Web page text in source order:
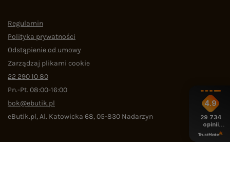
Regulamin
Polityka prywatności
Odstąpienie od umowy
Zarządzaj plikami cookie
22 290 10 80
Pn.-Pt. 08:00-16:00
bok@ebutik.pl
eButik.pl,Al. Katowicka 68,05-830 Nadarzyn
4.9
29 734
opinii
z całego